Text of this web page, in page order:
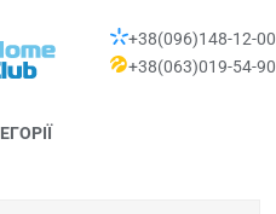
+38(096)148-12-00
+38(063)019-54-90